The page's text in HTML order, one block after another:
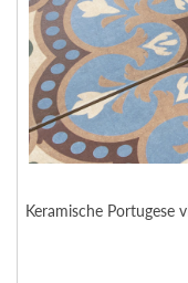
Keramische